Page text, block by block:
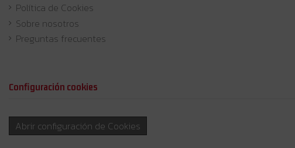
Política de Cookies
Sobre nosotros
Preguntas frecuentes
Configuración cookies
Abrir configuración de Cookies